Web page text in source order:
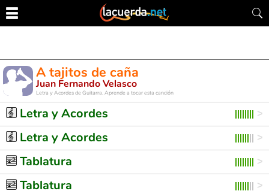
A tajitos de caña
Juan Fernando Velasco
Letra y Acordes de Guitarra. Aprende a tocar esta canción
Letra y Acordes
Letra y Acordes
Tablatura
Tablatura